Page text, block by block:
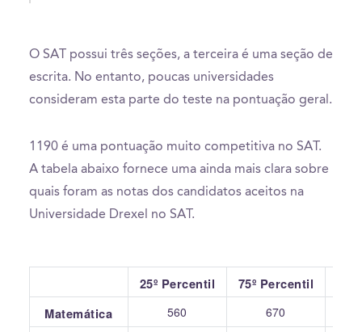
O SAT possui três seções, a terceira é uma seção de
escrita. No entanto, poucas universidades
consideram esta parte do teste na pontuação geral.
1190 é uma pontuação muito competitiva no SAT.
A tabela abaixo fornece uma ainda mais clara sobre
quais foram as notas dos candidatos aceitos na
Universidade Drexel no SAT.
25º Percentil 75º Percentil
Matemática
560 670